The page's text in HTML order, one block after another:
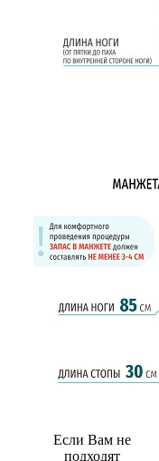
Если Вам не
подходят